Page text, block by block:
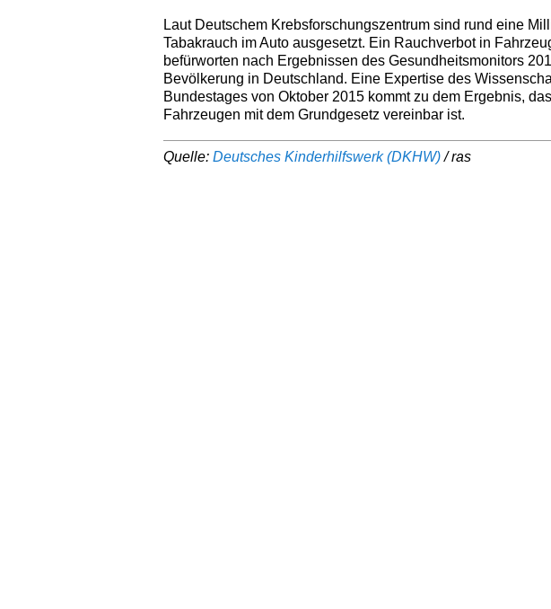
Laut Deutschem Krebsforschungszentrum sind rund eine
Tabakrauch im Auto ausgesetzt. Ein Rauchverbot in
befürworten nach Ergebnissen des Gesundheitsmonitors
Bevölkerung in Deutschland. Eine Expertise des
Bundestages von Oktober 2015 kommt zu dem Ergebnis,
Fahrzeugen mit dem Grundgesetz vereinbar ist.
Quelle: Deutsches Kinderhilfswerk (DKHW)/ ras